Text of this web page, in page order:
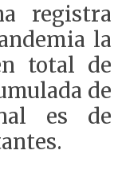
registra
la
total de
de
es de